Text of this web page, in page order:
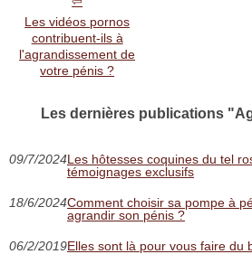
Les vidéos pornos
contribuent-ils à
l'agrandissement de
votre pénis ?
Les dernières publications
09/7/2024Les hôtesses coquines du tel
témoignages exclusifs
18/6/2024Comment choisir sa pompe à
agrandir son pénis ?
06/2/2019Elles sont là pour vous faire du